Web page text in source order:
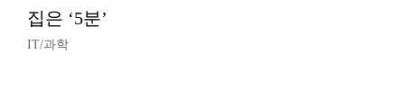
집은 ‘5분’
IT/과학